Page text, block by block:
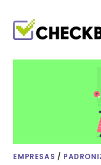
conteúdo
EMPRESAS /